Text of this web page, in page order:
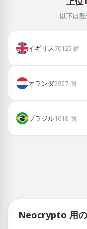
以下は
イギリス70125 個
オランダ5957個
ブラジル1618個
Neocrypto 用の